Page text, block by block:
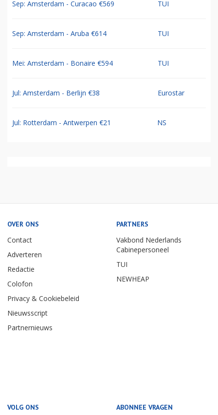
Sep: Amsterdam - Curacao €569 TUI
Sep: Amsterdam - Aruba €614 TUI
Mei: Amsterdam - Bonaire €594 TUI
Jul: Amsterdam - Berlijn €38 Eurostar
Jul: Rotterdam - Antwerpen €21 NS
OVER ONS
Contact
Adverteren
Redactie
Colofon
Privacy & Cookiebeleid
Nieuwsscript
Partnernieuws
PARTNERS
Vakbond Nederlands
Cabinepersoneel
TUI
NEWHEAP
VOLG ONS ABONNEE VRAGEN